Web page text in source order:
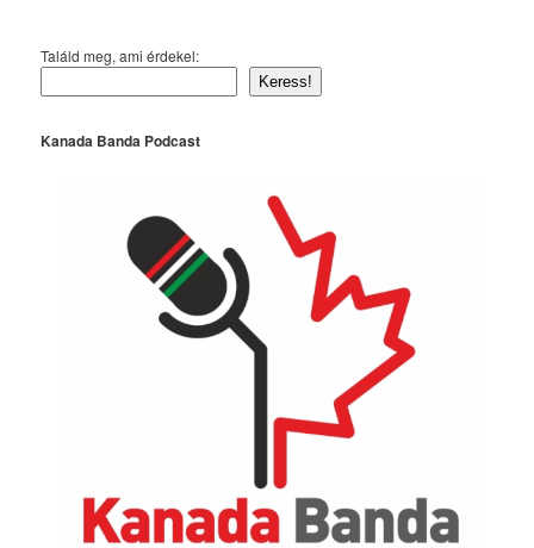
Találd meg, ami érdekel:
Keress!
Kanada Banda Podcast